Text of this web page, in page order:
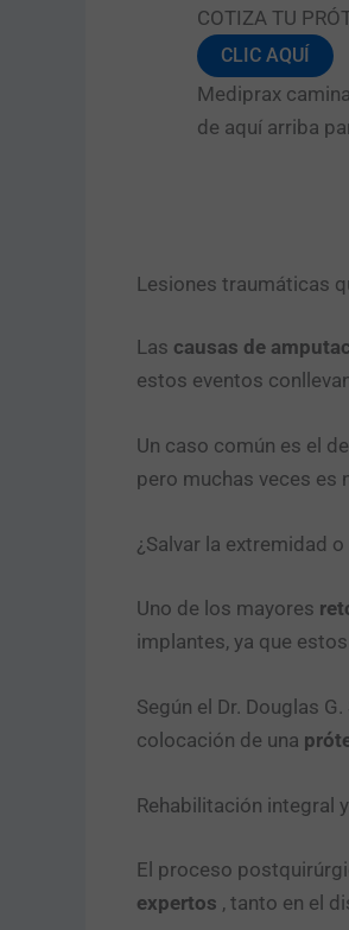
COTIZA TU
CLIC AQUÍ
Mediprax
de aquí arriba
Lesiones traumáticas
Las causas de
estos eventos
Un caso común es el
pero muchas veces es
¿Salvar la extremidad
Uno de los mayores
implantes, ya que
Según el Dr. Douglas
colocación de una
Rehabilitación integral
El proceso
expertos , tanto en el